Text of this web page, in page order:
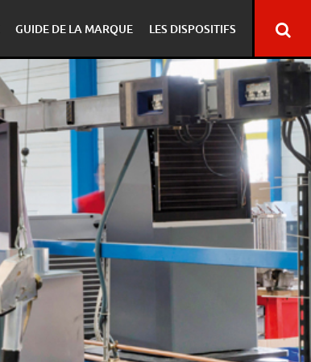
GUIDE DE LA MARQUE LES DISPOSITIFS